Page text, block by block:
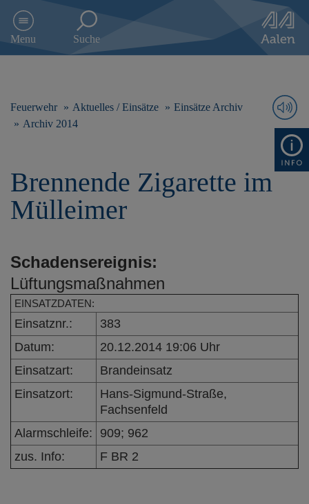
e
Menu Suche
Feuerwehr Aktuelles / Einsätze
Einsätze Archiv
Archiv 2014
Brennende Zigarette im
Mülleimer
Schadensereignis:
Lüftungsmaßnahmen
EINSATZDATEN:
Einsatznr.:
383
Datum:
20.12.2014 19:06 Uhr
Einsatzart:
Brandeinsatz
Einsatzort:
Hans-Sigmund-Straße,
Fachsenfeld
Alarmschleife:
909; 962
zus. Info:
F BR 2